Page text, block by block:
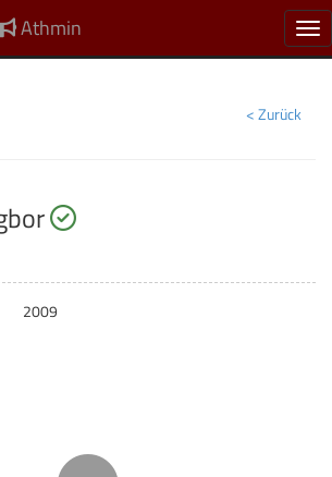
Athmin
< Zurück
startberechtigt
2009